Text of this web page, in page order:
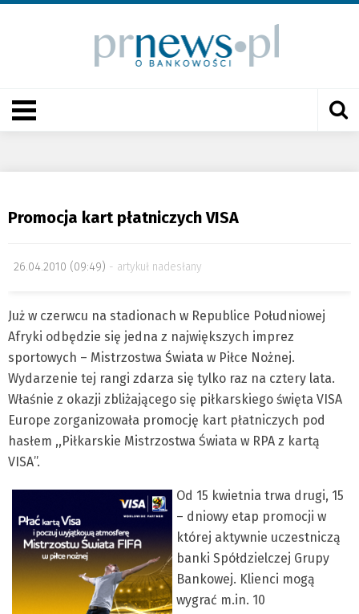
Promocja kart płatniczych VISA
26.04.2010 (09:49) artykuł nadesłany
Już w czerwcu na stadionach w Republice Południowej
Afryki odbędzie się jedna z największych imprez
sportowych – Mistrzostwa Świata w Piłce Nożnej.
Wydarzenie tej rangi zdarza się tylko raz na cztery lata.
Właśnie z okazji zbliżającego się piłkarskiego święta VISA
Europe zorganizowała promocję kart płatniczych pod
hasłem ,,Piłkarskie Mistrzostwa Świata w RPA z kartą
VISA’’.
Od 15 kwietnia trwa drugi, 15
– dniowy etap promocji w
której aktywnie uczestniczą
banki Spółdzielczej Grupy
Bankowej. Klienci mogą
wygrać m.in. 10